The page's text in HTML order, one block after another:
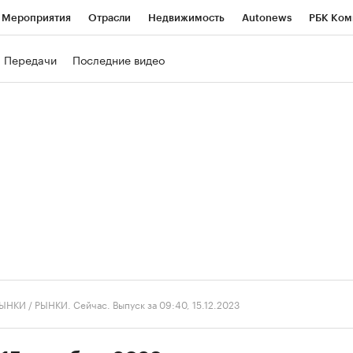
Мероприятия Отрасли Недвижимость Autonews РБК
Передачи Последние видео
/ РЫНКИ. Сейчас. Выпуск за 09:40, 15.12.2023